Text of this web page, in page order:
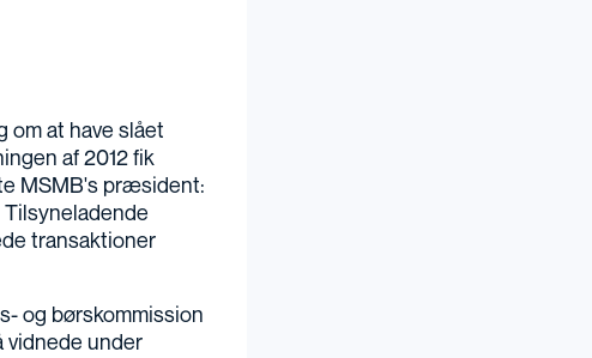
om at have slået
af 2012 fik
MSMB's præsident:
transaktioner
og børskommission
vidnede under